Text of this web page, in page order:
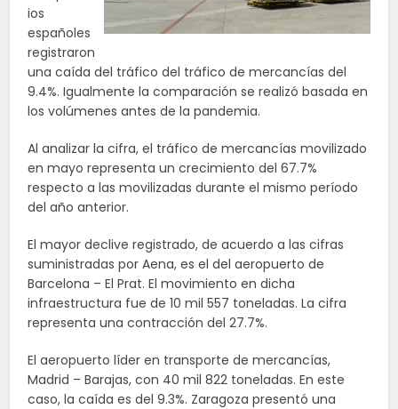
ios
españoles
registraron
una caída del tráfico del tráfico de mercancías del
9.4%. Igualmente la comparación se realizó basada en
los volúmenes antes de la pandemia.
Al analizar la cifra, el tráfico de mercancías movilizado
en mayo representa un crecimiento del 67.7%
respecto a las movilizadas durante el mismo período
del año anterior.
El mayor declive registrado, de acuerdo a las cifras
suministradas por Aena, es el del aeropuerto de
Barcelona – El Prat. El movimiento en dicha
infraestructura fue de 10 mil 557 toneladas. La cifra
representa una contracción del 27.7%.
El aeropuerto líder en transporte de mercancías,
Madrid – Barajas, con 40 mil 822 toneladas. En este
caso, la caída es del 9.3%. Zaragoza presentó una